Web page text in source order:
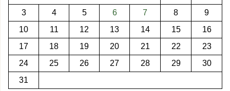
3
4 5 6 7 8
9
10
11 12 13 14 15
16
17
18 19 20 21 22
23
24
25 26 27 28 29
30
31